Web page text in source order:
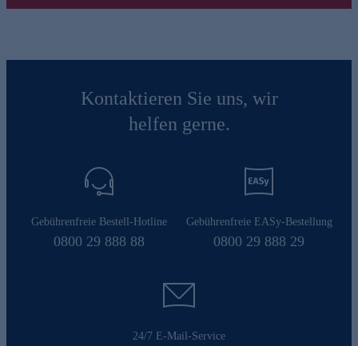
Kontaktieren Sie uns, wir
helfen gerne.
Gebührenfreie Bestell-Hotline
0800 29 888 88
Gebührenfreie EASy-Bestellung
0800 29 888 29
24/7 E-Mail-Service